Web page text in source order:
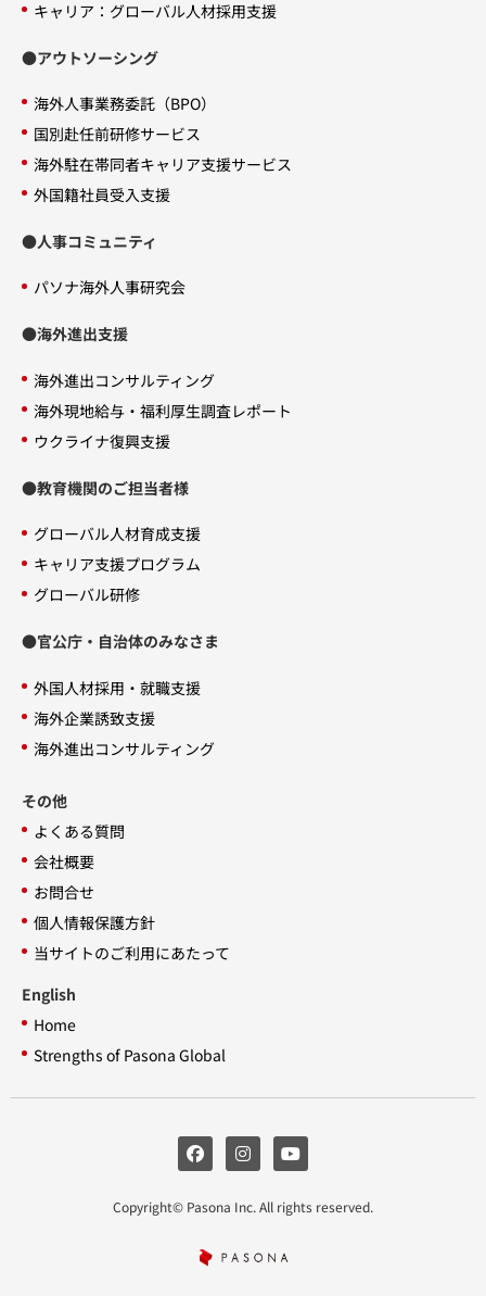
キャリア：グローバル人材採用支援
●アウトソーシング
海外人事業務委託（BPO）
国別赴任前研修サービス
海外駐在帯同者キャリア支援サービス
外国籍社員受入支援
●人事コミュニティ
パソナ海外人事研究会
●海外進出支援
海外進出コンサルティング
海外現地給与・福利厚生調査レポート
ウクライナ復興支援
●教育機関のご担当者様
グローバル人材育成支援
キャリア支援プログラム
グローバル研修
●官公庁・自治体のみなさま
外国人材採用・就職支援
海外企業誘致支援
海外進出コンサルティング
その他
よくある質問
会社概要
お問合せ
個人情報保護方針
当サイトのご利用にあたって
English
Home
Strengths of Pasona Global
Copyright© Pasona Inc. All rights reserved.